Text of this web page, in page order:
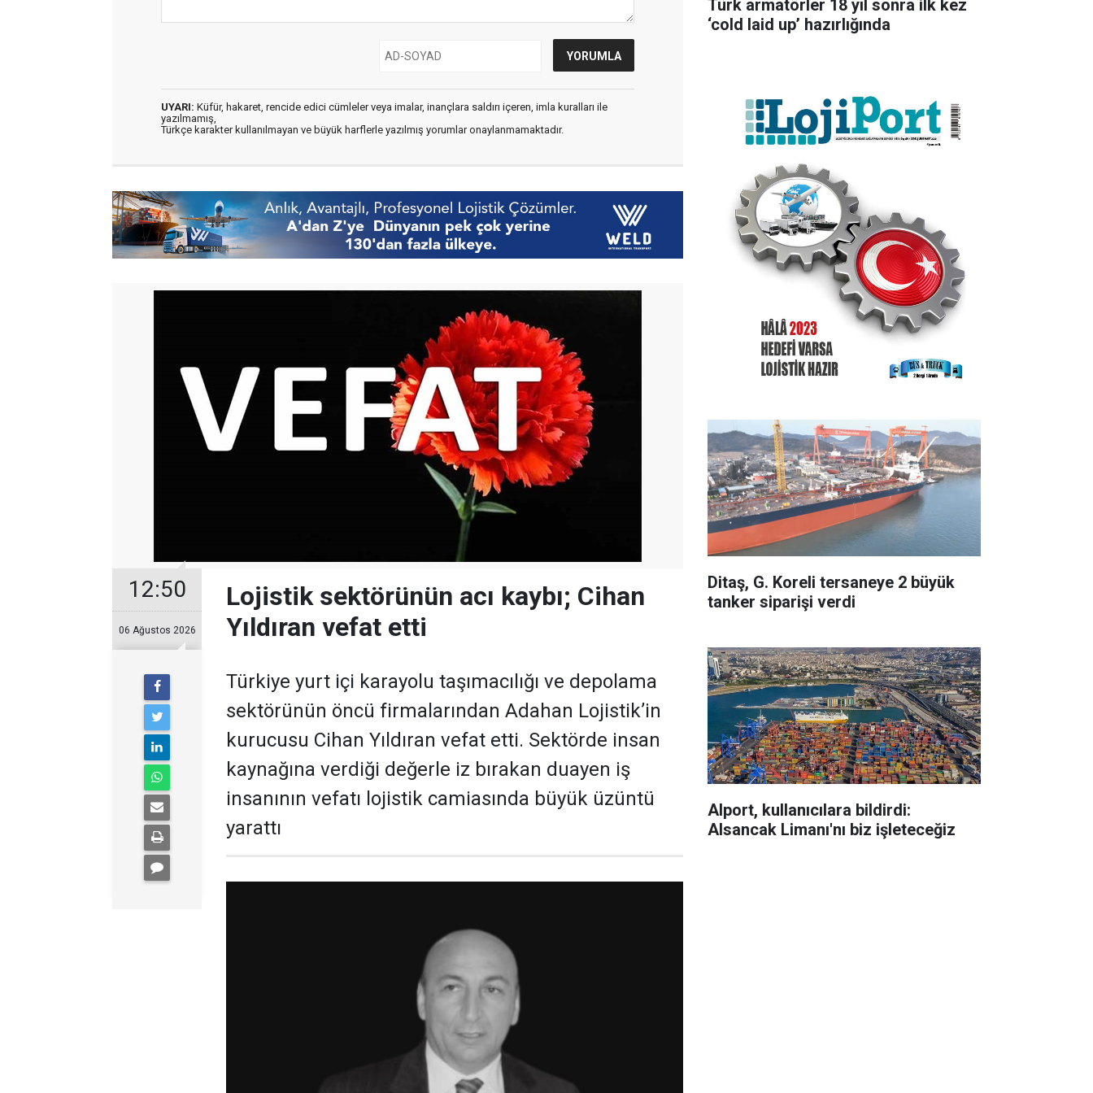
UYARI: Küfür, hakaret, rencide edici cümleler veya imalar, inançlara saldırı içeren, imla kuralları ile
yazılmamış,
Türkçe karakter kullanılmayan ve büyük harflerle yazılmış yorumlar onaylanmamaktadır.
12:50
06 Ağustos 2026
Lojistik sektörünün acı kaybı; Cihan
Yıldıran vefat etti
Türkiye yurt içi karayolu taşımacılığı ve depolama
sektörünün öncü firmalarından Adahan Lojistik’in
kurucusu Cihan Yıldıran vefat etti. Sektörde insan
kaynağına verdiği değerle iz bırakan duayen iş
insanının vefatı lojistik camiasında büyük üzüntü
yarattı
Türk armatörler 18 yıl sonra ilk kez
‘cold laid up’ hazırlığında
Ditaş, G. Koreli tersaneye 2 büyük
tanker siparişi verdi
Alport, kullanıcılara bildirdi:
Alsancak Limanı'nı biz işleteceğiz